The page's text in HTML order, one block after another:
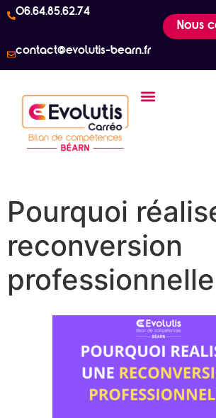
06.64.85.62.74
Nous
contact@evolutis-bearn.fr
Pourquoi
reconversion